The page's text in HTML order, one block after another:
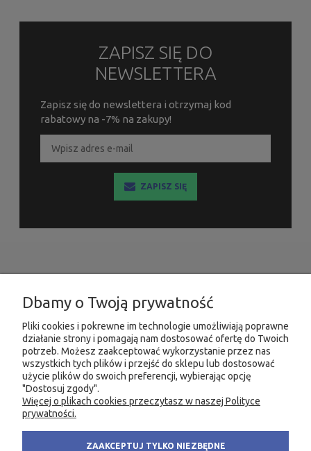
ZAPISZ SIĘ DO
NEWSLETTERA
Zapisz się do newslettera i otrzymaj kod
rabatowy na -7% na zakupy!
ZAPISZ SIĘ
INFORMACJE
MOJE KONTO
PRODUKTY
KONTAKT KSIĘGARNIA FACHOWA.PL
Dbamy o Twoją prywatność
Pliki cookies i pokrewne im technologie umożliwiają poprawne
działanie strony i pomagają nam dostosować ofertę do Twoich
potrzeb. Możesz zaakceptować wykorzystanie przez nas
wszystkich tych plików i przejść do sklepu lub dostosować
użycie plików do swoich preferencji, wybierając opcję
"Dostosuj zgody".
Więcej o plikach cookies przeczytasz w naszej Polityce
prywatności.
ZAAKCEPTUJ TYLKO NIEZBĘDNE